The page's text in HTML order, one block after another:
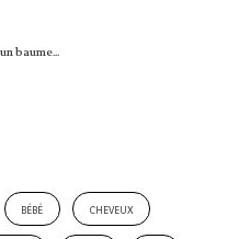
baume...
bébé cheveux